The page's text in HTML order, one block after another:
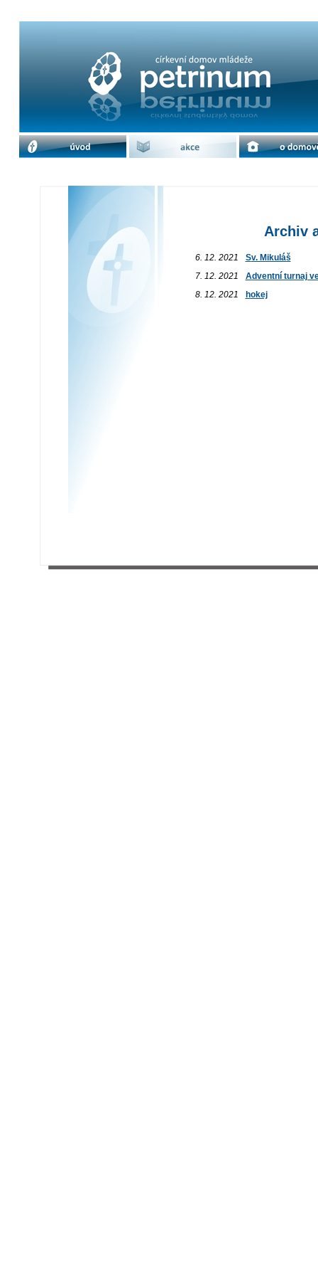
Archiv akcí / prosinec 2021 | cdm
Archiv
6. 12. 2021
Sv. Mikuláš
7. 12. 2021
Adventní turnaj
8. 12. 2021
hokej
úvod akce o domově